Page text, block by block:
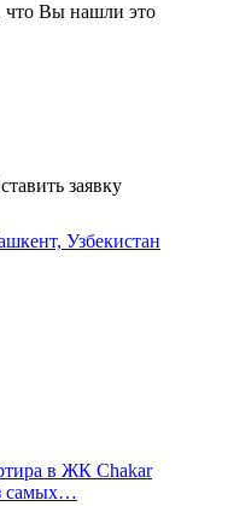
что Вы нашли это
заявку
в ЖК Chakar
самых…